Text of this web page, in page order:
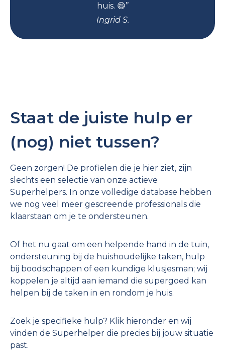
huis. 😄’’
Ingrid S.
Staat de juiste hulp er
(nog) niet tussen?
Geen zorgen! De profielen die je hier ziet, zijn
slechts een selectie van onze actieve
Superhelpers. In onze volledige database hebben
we nog veel meer gescreende professionals die
klaarstaan om je te ondersteunen.
Of het nu gaat om een helpende hand in de tuin,
ondersteuning bij de huishoudelijke taken, hulp
bij boodschappen of een kundige klusjesman; wij
koppelen je altijd aan iemand die supergoed kan
helpen bij de taken in en rondom je huis.
Zoek je specifieke hulp? Klik hieronder en wij
vinden de Superhelper die precies bij jouw situatie
past.